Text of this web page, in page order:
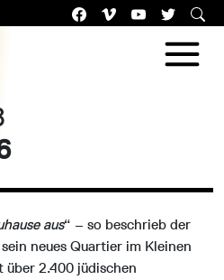
aus“ – so beschrieb der
neues Quartier im Kleinen
2.400 jüdischen